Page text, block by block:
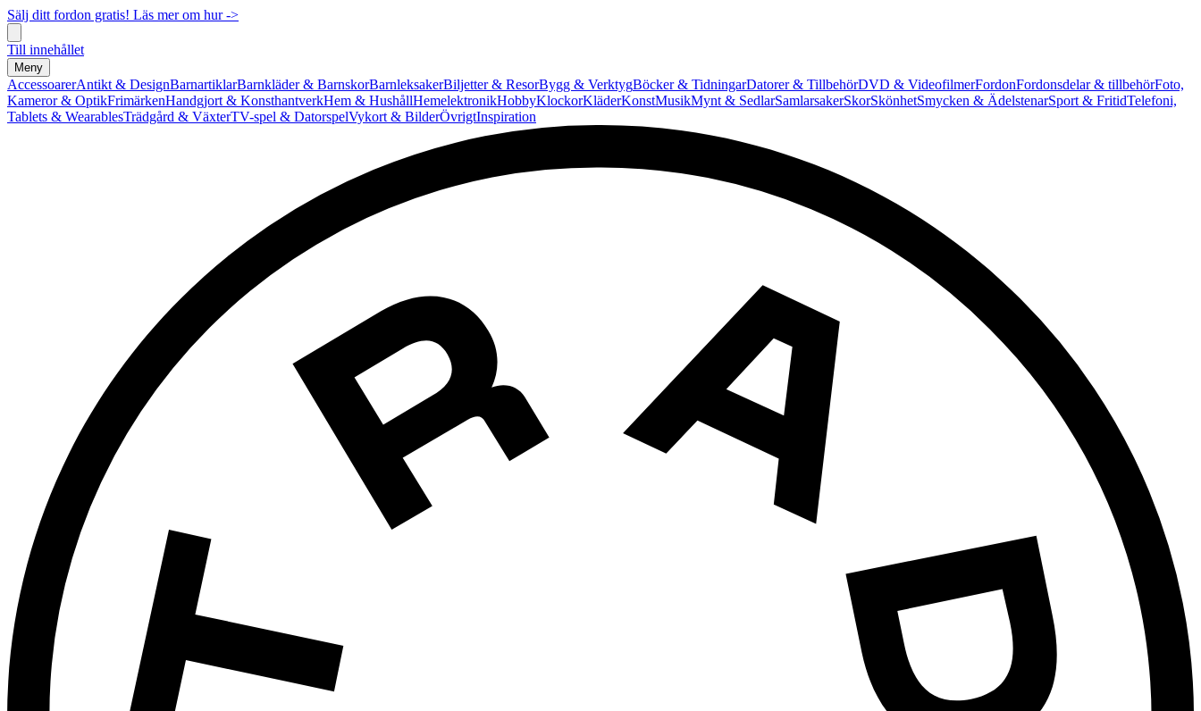
Sälj ditt fordon gratis! Läs mer om hur ->
Till innehållet
Meny
AccessoarerAntikt & DesignBarnartiklarBarnkläder & BarnskorBarnleksakerBiljetter & ResorBygg & VerktygBöcker & TidningarDatorer & TillbehörDVD & VideofilmerFordonFordonsdelar & tillbehörFoto,
Kameror & OptikFrimärkenHandgjort & KonsthantverkHem & HushållHemelektronikHobbyKlockorKläderKonstMusikMynt & SedlarSamlarsakerSkorSkönhetSmycken & ÄdelstenarSport & FritidTelefoni,
Tablets & WearablesTrädgård & VäxterTV-spel & DatorspelVykort & BilderÖvrigtInspiration